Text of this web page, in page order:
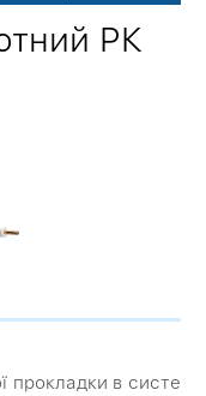
РК
прокладки в систе